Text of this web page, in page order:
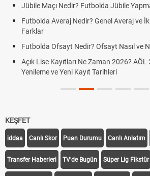
Jübile Maçı Nedir? Futbolda Jübile
Futbolda Averaj Nedir? Genel Averaj ve
Farklar
Futbolda Ofsayt Nedir? Ofsayt Nasıl ve
Açık Lise Kayıtları Ne Zaman 2026? AÖL
Yenileme ve Yeni Kayıt Tarihleri
KEŞFET
iddaa Canlı Skor Puan Durumu Canlı Anlatım
Transfer Haberleri TV'de Bugün Süper Lig Fikstür